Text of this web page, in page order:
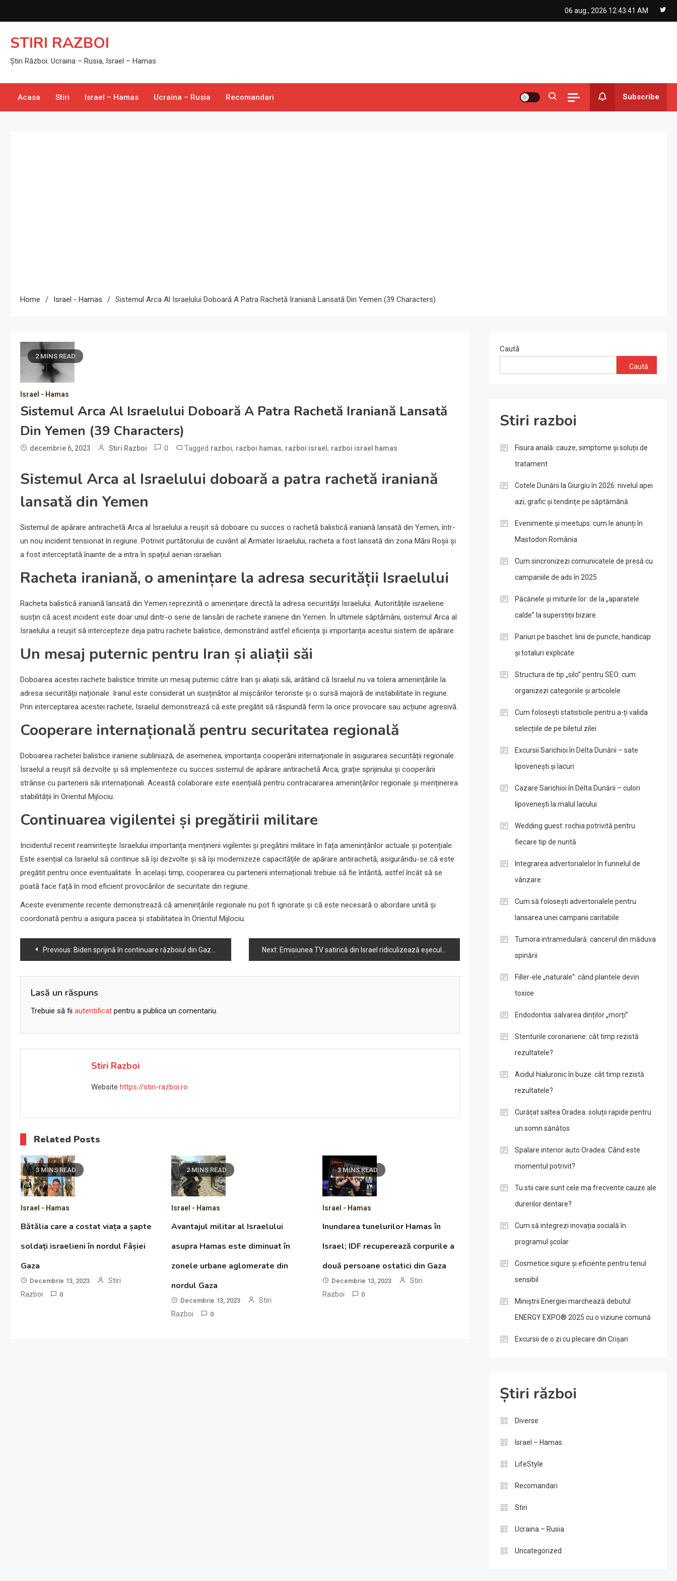
to
06 aug., 2026 12:43:42 AM
STIRI RAZBOI
Știri Război: Ucraina – Rusia, Israel – Hamas
Acasa Stiri Israel – Hamas Ucraina – Rusia Recomandari Subscribe
Home Israel - Hamas Sistemul Arca Al Israelului Doboară A Patra Rachetă Iraniană Lansată Din Yemen (39 Characters)
2 MINS READ
Israel - Hamas
Sistemul Arca Al Israelului Doboară A Patra Rachetă Iraniană Lansată
Din Yemen (39 Characters)
decembrie 6, 2023 Stiri Razboi 0 Tagged razboi, razboi hamas, razboi israel , razboi israel hamas
Sistemul Arca al Israelului doboară a patra rachetă iraniană
lansată din Yemen
Sistemul de apărare antirachetă Arca al Israelului a reușit să doboare cu succes o rachetă balistică iraniană lansată din Yemen, într-
un nou incident tensionat în regiune. Potrivit purtătorului de cuvânt al Armatei Israelului, racheta a fost lansată din zona Mării Roșii și
a fost interceptată înainte de a intra în spațiul aerian israelian.
Racheta iraniană, o amenințare la adresa securității Israelului
Racheta balistică iraniană lansată din Yemen reprezintă o amenințare directă la adresa securității Israelului. Autoritățile israeliene
susțin că acest incident este doar unul dintr-o serie de lansări de rachete iraniene din Yemen. În ultimele săptămâni, sistemul Arca al
Israelului a reușit să intercepteze deja patru rachete balistice, demonstrând astfel eficiența și importanța acestui sistem de apărare.
Un mesaj puternic pentru Iran și aliații săi
Doboarea acestei rachete balistice trimite un mesaj puternic către Iran și aliații săi, arătând că Israelul nu va tolera amenințările la
adresa securității naționale. Iranul este considerat un susținător al mișcărilor teroriste și o sursă majoră de instabilitate în regiune.
Prin interceptarea acestei rachete, Israelul demonstrează că este pregătit să răspundă ferm la orice provocare sau acțiune agresivă.
Cooperare internațională pentru securitatea regională
Doboarea rachetei balistice iraniene subliniază, de asemenea, importanța cooperării internaționale în asigurarea securității regionale.
Israelul a reușit să dezvolte și să implementeze cu succes sistemul de apărare antirachetă Arca, grație sprijinului și cooperării
strânse cu partenerii săi internaționali. Această colaborare este esențială pentru contracararea amenințărilor regionale și menținerea
stabilității în Orientul Mijlociu.
Continuarea vigilentei și pregătirii militare
Incidentul recent reamintește Israelului importanța menținerii vigilentei și pregătirii militare în fața amenințărilor actuale și potențiale.
Este esențial ca Israelul să continue să își dezvolte și să își modernizeze capacitățile de apărare antirachetă, asigurându-se că este
pregătit pentru orice eventualitate. În același timp, cooperarea cu partenerii internaționali trebuie să fie întărită, astfel încât să se
poată face față în mod eficient provocărilor de securitate din regiune.
Aceste evenimente recente demonstrează că amenințările regionale nu pot fi ignorate și că este necesară o abordare unită și
coordonată pentru a asigura pacea și stabilitatea în Orientul Mijlociu.
Navigare
în
articole
Previous: Biden sprijină în continuare războiul din Gaza al Israelului, dar îi limitează amploarea. Next: Emisiunea TV satirică din Israel ridiculizează eșecul ONU de a condamna crimele sexuale ale Hamas
Lasă un răspuns
Trebuie să fii autentificat pentru a publica un comentariu.
Stiri Razboi
Website https://stiri-razboi.ro
Related Posts
3 MINS READ
Israel - Hamas
Bătălia care a costat viața a șapte
soldați israelieni în nordul Fâșiei
Gaza
Decembrie 13, 2023
Stiri
Razboi
0
2 MINS READ
Israel - Hamas
Avantajul militar al Israelului
asupra Hamas este diminuat în
zonele urbane aglomerate din
nordul Gaza
Decembrie 13, 2023
Stiri
Razboi
0
3 MINS READ
Israel - Hamas
Inundarea tunelurilor Hamas în
Israel; IDF recuperează corpurile a
două persoane ostatici din Gaza
Decembrie 13, 2023
Stiri
Razboi
0
Caută
Caută
Stiri razboi
Fisura anală: cauze, simptome și soluții de
tratament
Cotele Dunării la Giurgiu în 2026: nivelul apei
azi, grafic și tendințe pe săptămână
Evenimente și meetups: cum le anunți în
Mastodon România
Cum sincronizezi comunicatele de presă cu
campaniile de ads în 2025
Păcănele și miturile lor: de la „aparatele
calde” la superstiții bizare
Pariuri pe baschet: linii de puncte, handicap
și totaluri explicate
Structura de tip „silo” pentru SEO: cum
organizezi categoriile și articolele
Cum folosești statisticile pentru a-ți valida
selecțiile de pe biletul zilei
Excursii Sarichioi în Delta Dunării – sate
lipovenești și lacuri
Cazare Sarichioi în Delta Dunării – culori
lipovenești la malul lacului
Wedding guest: rochia potrivită pentru
fiecare tip de nuntă
Integrarea advertorialelor în funnelul de
vânzare
Cum să folosești advertorialele pentru
lansarea unei campanii caritabile
Tumora intramedulară: cancerul din măduva
spinării
Filler-ele „naturale”: când plantele devin
toxice
Endodontia: salvarea dinților „morți”
Stenturile coronariene: cât timp rezistă
rezultatele?
Acidul hialuronic în buze: cât timp rezistă
rezultatele?
Curățat saltea Oradea: soluții rapide pentru
un somn sănătos
Spalare interior auto Oradea: Când este
momentul potrivit?
Tu stii care sunt cele ma frecvente cauze ale
durerilor dentare?
Cum să integrezi inovația socială în
programul școlar
Cosmetice sigure și eficiente pentru tenul
sensibil
Miniștrii Energiei marchează debutul
ENERGY EXPO® 2025 cu o viziune comună
Excursii de o zi cu plecare din Crișan
Știri război
Diverse
Israel – Hamas
LifeStyle
Recomandari
Stiri
Ucraina – Rusia
Uncategorized